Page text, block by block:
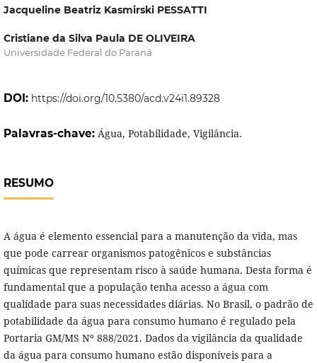
Jacqueline Beatriz Kasmirski PESSATTI
Cristiane da Silva Paula DE OLIVEIRA
Universidade Federal do Paraná
DOI: https://doi.org/10.5380/acd.v24i1.89328
Palavras-chave: Água, Potabilidade, Vigilância.
RESUMO
A água é elemento essencial para a manutenção da vida, mas
que pode carrear organismos patogênicos e substâncias
químicas que representam risco à saúde humana. Desta forma é
fundamental que a população tenha acesso a água com
qualidade para suas necessidades diárias. No Brasil, o padrão de
potabilidade da água para consumo humano é regulado pela
Portaria GM/MS Nº 888/2021. Dados da vigilância da qualidade
da água para consumo humano estão disponíveis para a